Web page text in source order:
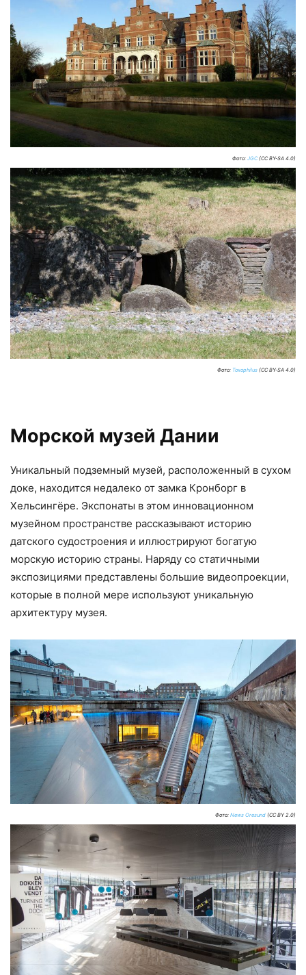
Фото: JGC(CC BY-SA 4.0)
Фото: Toxophilus (CC BY-SA 4.0)
Морской музей Дании
Уникальный подземный музей, расположенный в сухом
доке, находится недалеко от замка Кронборг в
Хельсингёре. Экспонаты в этом инновационном
музейном пространстве рассказывают историю
датского судостроения и иллюстрируют богатую
морскую историю страны. Наряду со статичными
экспозициями представлены большие видеопроекции,
которые в полной мере используют уникальную
архитектуру музея.
Фото: News Oresund (CC BY 2.0)